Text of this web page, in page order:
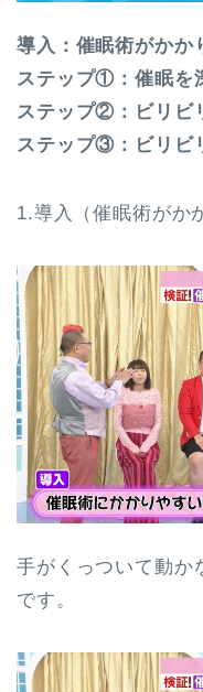
導入：催眠術がかか
ステップ①：催眠を
ステップ②：ビリビ
ステップ③：ビリビ
1.導入（催眠術がか
手がくっついて動か
です。